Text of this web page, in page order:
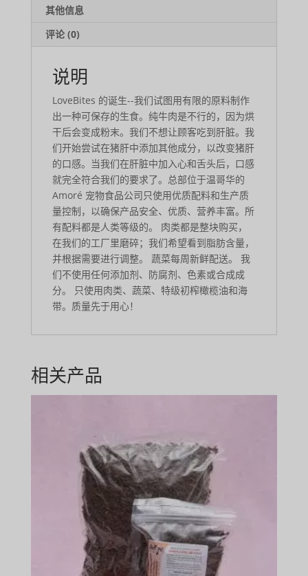
其他信息
评论 (0)
说明
LoveBites 的诞生--我们试图用有限的原料制作
出一种可保存的生食。纯牛肉是不行的，因为烘
干后会变成粉末。我们不想让顾客吃到肝脏。我
们开始尝试在猪肝中添加其他成分，以改变猪肝
的口感。当我们在肝脏中加入心和舌头后，口感
就完全符合我们的要求了。总部位于温哥华的
Amoré 宠物食品公司只使用优质配料和生产质
量控制，以确保产品安全、优质、营养丰富。所
有配料都是人类等级的。 肉类都是整块购买，
在我们的工厂里磨碎；我们希望看到脂肪含量，
并根据需要进行调整。 蔬菜每周新鲜配送。 我
们不使用任何添加剂、防腐剂、色素或合成成
分。 只使用肉类、蔬菜、特级初榨橄榄油和海
带。质量先于用心！
相关产品